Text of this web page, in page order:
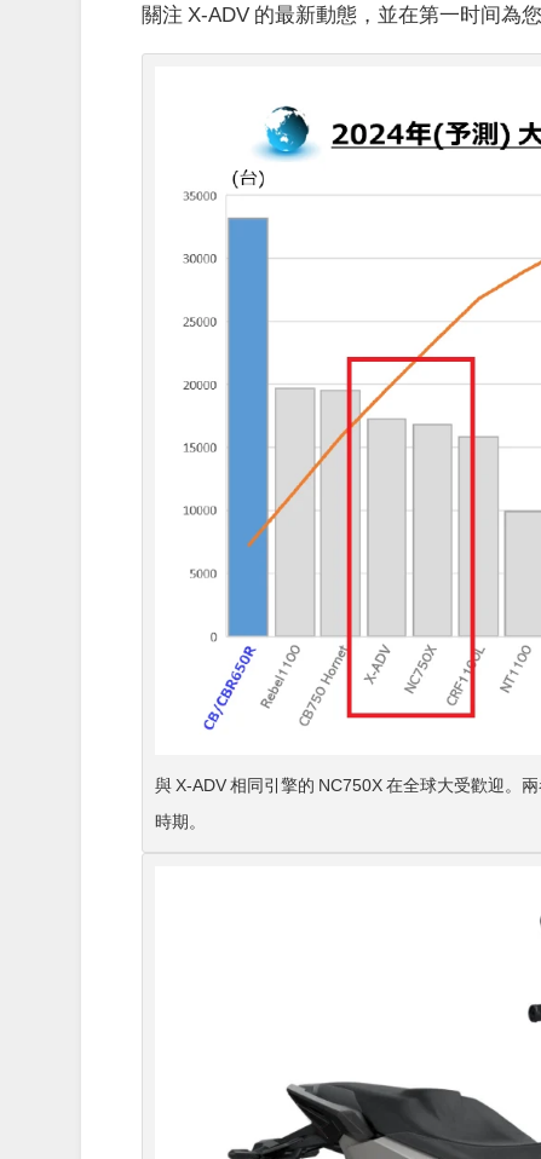
關注 X-ADV 的最新動態，並在第一时间為
與 X-ADV 相同引擎的 NC750X 在全球大受歡迎。
時期。